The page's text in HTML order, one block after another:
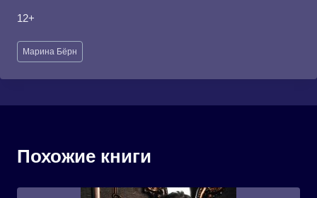
12+
Метки
записи:
Марина Бёрн
Похожие книги